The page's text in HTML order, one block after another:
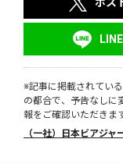
LINE
※記事に掲載されてい
の都合で、予告なしに
報をご確認いただきま
（一社）日本ビアジ